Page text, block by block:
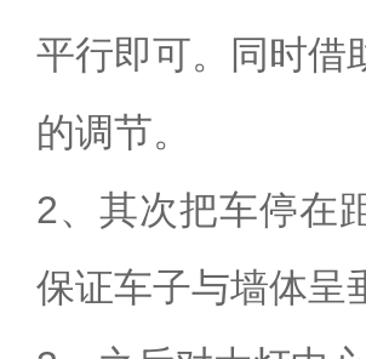
平行即可。同时借
的调节。
2、其次把车停在
保证车子与墙体呈